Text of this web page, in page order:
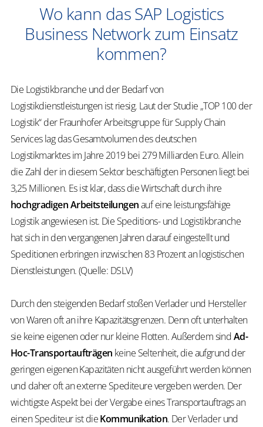
Wo kann das SAP Logistics
Business Network zum Einsatz
kommen?
Die Logistikbranche und der Bedarf von
Logistikdienstleistungen ist riesig. Laut der Studie „TOP 100 der
Logistik“ der Fraunhofer Arbeitsgruppe für Supply Chain
Services lag das Gesamtvolumen des deutschen
Logistikmarktes im Jahre 2019 bei 279 Milliarden Euro. Allein
die Zahl der in diesem Sektor beschäftigten Personen liegt bei
3,25 Millionen. Es ist klar, dass die Wirtschaft durch ihre
hochgradigen Arbeitsteilungenauf eine leistungsfähige
Logistik angewiesen ist. Die Speditions- und Logistikbranche
hat sich in den vergangenen Jahren darauf eingestellt und
Speditionen erbringen inzwischen 83 Prozent an logistischen
Dienstleistungen. (Quelle: DSLV)
Durch den steigenden Bedarf stoßen Verlader und Hersteller
von Waren oft an ihre Kapazitätsgrenzen. Denn oft unterhalten
sie keine eigenen oder nur kleine Flotten. Außerdem sindAd-
Hoc-Transportaufträgen keine Seltenheit, die aufgrund der
geringen eigenen Kapazitäten nicht ausgeführt werden können
und daher oft an externe Spediteure vergeben werden. Der
wichtigste Aspekt bei der Vergabe eines Transportauftrags an
einen Spediteur ist dieKommunikation. Der Verlader und